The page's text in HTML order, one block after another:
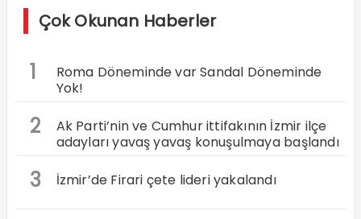
Çok Okunan Haberler
1
Roma Döneminde var Sandal Döneminde
Yok!
2
Ak Parti’nin ve Cumhur ittifakının İzmir ilçe
adayları yavaş yavaş konuşulmaya başlandı
3 İzmir’de Firari çete lideri yakalandı